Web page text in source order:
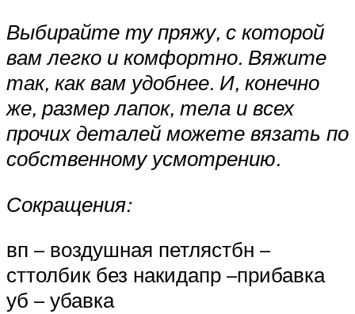
Выбирайте ту пряжу, с которой
вам легко и комфортно. Вяжите
так, как вам удобнее. И, конечно
же, размер лапок, тела и всех
прочих деталей можете вязать по
собственному усмотрению.
Сокращения:
вп – воздушная петлястбн –
сттолбик без накидапр –прибавка
уб – убавка